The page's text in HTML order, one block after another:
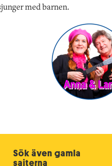
med barnen.
Sök även gamla
sajterna